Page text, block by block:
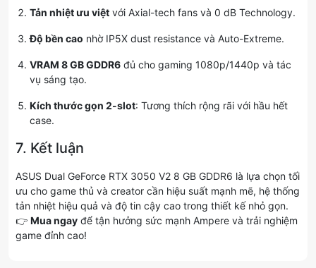
Tản nhiệt ưu việt với Axial-tech fans và 0 dB Technology.
Độ bền cao nhờ IP5X dust resistance và Auto-Extreme.
VRAM 8 GB GDDR6 đủ cho gaming 1080p/1440p và tác
vụ sáng tạo.
Kích thước gọn 2-slot: Tương thích rộng rãi với hầu hết
case.
7. Kết luận
ASUS Dual GeForce RTX 3050 V2 8 GB GDDR6 là lựa chọn tối
ưu cho game thủ và creator cần hiệu suất mạnh mẽ, hệ thống
tản nhiệt hiệu quả và độ tin cậy cao trong thiết kế nhỏ gọn.
👉 Mua ngay để tận hưởng sức mạnh Ampere và trải nghiệm
game đỉnh cao!